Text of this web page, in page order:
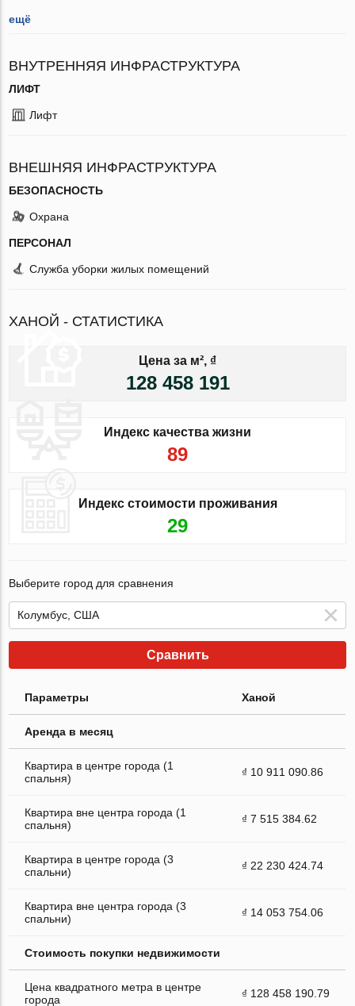
ещё
ВНУТРЕННЯЯ ИНФРАСТРУКТУРА
ЛИФТ
Лифт
ВНЕШНЯЯ ИНФРАСТРУКТУРА
БЕЗОПАСНОСТЬ
Охрана
ПЕРСОНАЛ
Служба уборки жилых помещений
ХАНОЙ - СТАТИСТИКА
Цена за м², ₫
128 458 191
Индекс качества жизни
89
Индекс стоимости проживания
29
Выберите город для сравнения
Сравнить
Параметры Ханой
Аренда в месяц
Квартира в центре города (1
спальня)
₫ 10 911 090.86
Квартира вне центра города (1
спальня)
₫ 7 515 384.62
Квартира в центре города (3
спальни)
₫ 22 230 424.74
Квартира вне центра города (3
спальни)
₫ 14 053 754.06
Стоимость покупки недвижимости
Цена квадратного метра в центре
города
₫ 128 458 190.79